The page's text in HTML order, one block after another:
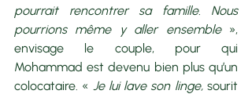
pourrait rencontrer sa famille. Nous
pourrions même y aller ensemble »,
envisage le couple, pour qui
Mohammad est devenu bien plus qu’un
colocataire. « Je lui lave son linge, sourit